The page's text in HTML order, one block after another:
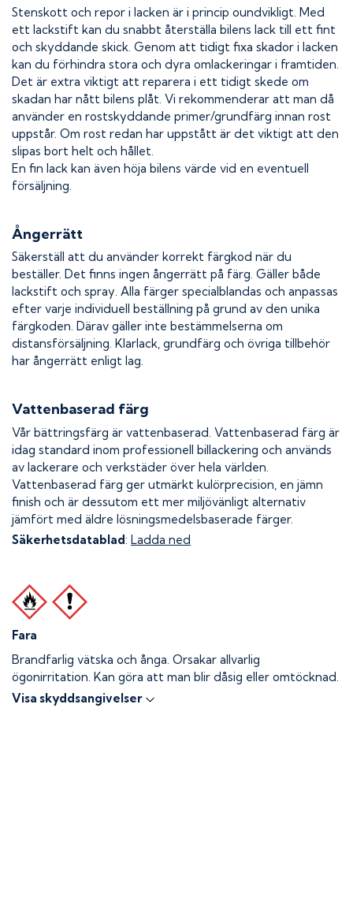
Stenskott och repor i lacken är i princip oundvikligt. Med
ett lackstift kan du snabbt återställa bilens lack till ett fint
och skyddande skick. Genom att tidigt fixa skador i lacken
kan du förhindra stora och dyra omlackeringar i framtiden.
Det är extra viktigt att reparera i ett tidigt skede om
skadan har nått bilens plåt. Vi rekommenderar att man då
använder en rostskyddande primer/grundfärg innan rost
uppstår. Om rost redan har uppstått är det viktigt att den
slipas bort helt och hållet.
En fin lack kan även höja bilens värde vid en eventuell
försäljning.
Ångerrätt
Säkerställ att du använder korrekt färgkod när du
beställer. Det finns ingen ångerrätt på färg. Gäller både
lackstift och spray. Alla färger specialblandas och anpassas
efter varje individuell beställning på grund av den unika
färgkoden. Därav gäller inte bestämmelserna om
distansförsäljning. Klarlack, grundfärg och övriga tillbehör
har ångerrätt enligt lag.
Vattenbaserad färg
Vår bättringsfärg är vattenbaserad. Vattenbaserad färg är
idag standard inom professionell billackering och används
av lackerare och verkstäder över hela världen.
Vattenbaserad färg ger utmärkt kulörprecision, en jämn
finish och är dessutom ett mer miljövänligt alternativ
jämfört med äldre lösningsmedelsbaserade färger.
Säkerhetsdatablad: Ladda ned
Fara
Brandfarlig vätska och ånga. Orsakar allvarlig
ögonirritation. Kan göra att man blir dåsig eller omtöcknad.
Visa skyddsangivelser